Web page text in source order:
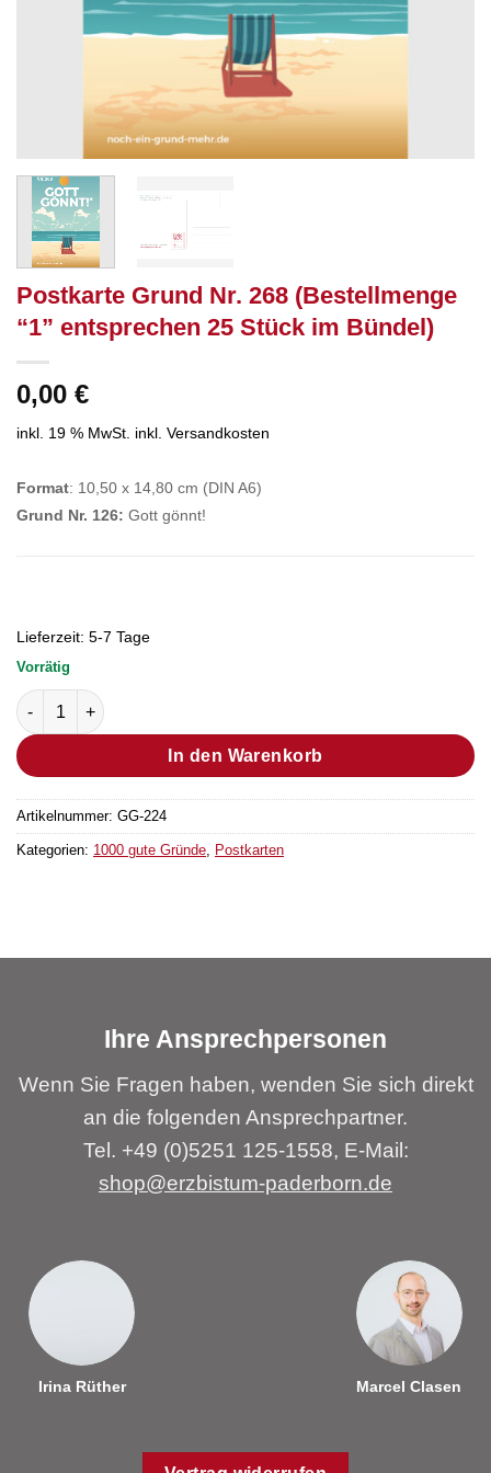
Postkarte Grund Nr. 268 (Bestellmenge
“1” entsprechen 25 Stück im Bündel)
0,00 €
inkl. 19 % MwSt. inkl. Versandkosten
Format: 10,50 x 14,80 cm (DIN A6)
Grund Nr. 126: Gott gönnt!
Lieferzeit: 5-7 Tage
Vorrätig
Postkarte Grund Nr. 268 (Bestellmenge "1" entsprechen 25
In den Warenkorb
Artikelnummer: GG-224
Kategorien: 1000 gute Gründe, Postkarten
Ihre Ansprechpersonen
Wenn Sie Fragen haben, wenden Sie sich direkt
an die folgenden Ansprechpartner.
Tel. +49 (0)5251 125-1558, E-Mail:
shop@erzbistum-paderborn.de
Irina Rüther Marcel Clasen